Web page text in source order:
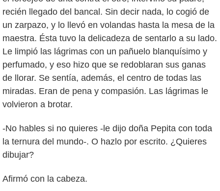
recién llegado del bancal. Sin decir nada, lo cogió de
un zarpazo, y lo llevó en volandas hasta la mesa de la
maestra. Ésta tuvo la delicadeza de sentarlo a su lado.
Le limpió las lágrimas con un pañuelo blanquísimo y
perfumado, y eso hizo que se redoblaran sus ganas
de llorar. Se sentía, además, el centro de todas las
miradas. Eran de pena y compasión. Las lágrimas le
volvieron a brotar.
-No hables si no quieres -le dijo doña Pepita con toda
la ternura del mundo-. O hazlo por escrito. ¿Quieres
dibujar?
Afirmó con la cabeza.